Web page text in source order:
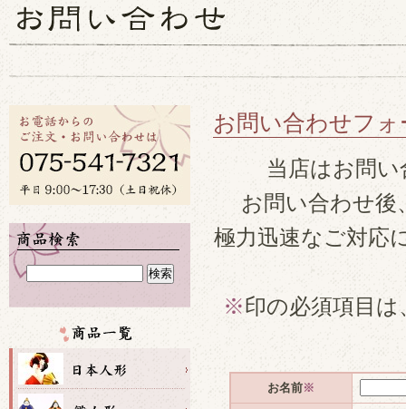
お問い合わせフォ
当店はお問
お問い合わせ後
極力迅速なご対応
※印の必須項目
お名前※